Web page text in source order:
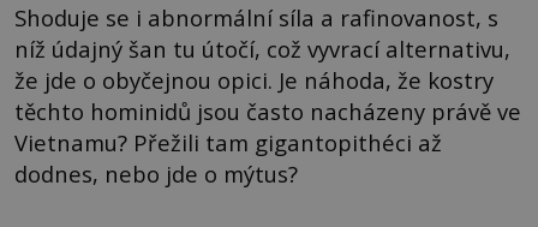
Shoduje se i abnormální síla a rafinovanost, s
níž údajný šan tu útočí, což vyvrací alternativu,
že jde o obyčejnou opici. Je náhoda, že kostry
těchto hominidů jsou často nacházeny právě ve
Vietnamu? Přežili tam gigantopithéci až
dodnes, nebo jde o mýtus?